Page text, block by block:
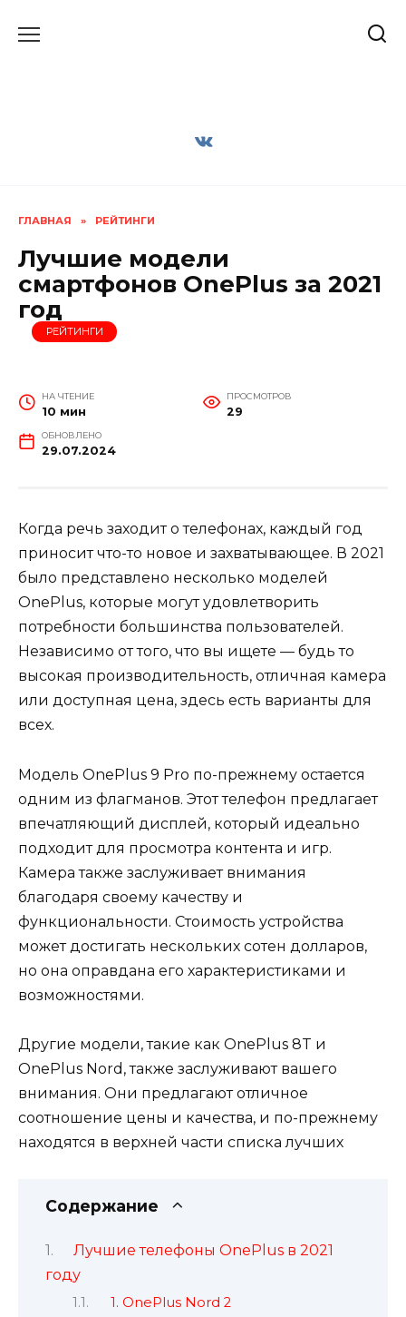
ГЛАВНАЯ » РЕЙТИНГИ
Лучшие модели
смартфонов OnePlus за 2021
год
РЕЙТИНГИ
НА ЧТЕНИЕ
10 мин
ПРОСМОТРОВ
29
ОБНОВЛЕНО
29.07.2024
Когда речь заходит о телефонах, каждый год
приносит что-то новое и захватывающее. В 2021
было представлено несколько моделей
OnePlus, которые могут удовлетворить
потребности большинства пользователей.
Независимо от того, что вы ищете — будь то
высокая производительность, отличная камера
или доступная цена, здесь есть варианты для
всех.
Модель OnePlus 9 Pro по-прежнему остается
одним из флагманов. Этот телефон предлагает
впечатляющий дисплей, который идеально
подходит для просмотра контента и игр.
Камера также заслуживает внимания
благодаря своему качеству и
функциональности. Стоимость устройства
может достигать нескольких сотен долларов,
но она оправдана его характеристиками и
возможностями.
Другие модели, такие как OnePlus 8T и
OnePlus Nord, также заслуживают вашего
внимания. Они предлагают отличное
соотношение цены и качества, и по-прежнему
находятся в верхней части списка лучших
Содержание
Лучшие телефоны OnePlus в 2021
году
1. OnePlus Nord 2